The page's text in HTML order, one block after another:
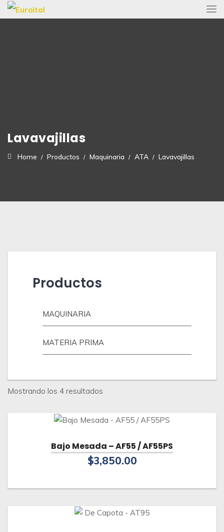
Lavavajillas
Home Productos Maquinaria ATA Lavavajillas
Productos
MAQUINARIA
MATERIA PRIMA
Mostrando los 4 resultados
los
Bajo Mesada – AF55 / AF55PS
$3,850.00